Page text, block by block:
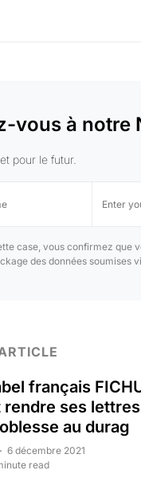
vous à notre
pour le futur.
case, vous confirmez que
des données soumises
français
rendre ses lettres
au durag
6 décembre 2021
read